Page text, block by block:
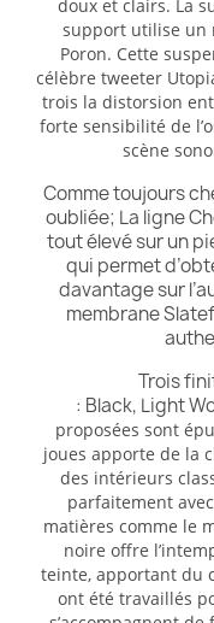
doux et clairs. La
support utilise un
Poron. Cette
célèbre tweeter
trois la distorsion
forte sensibilité de
scène
Comme toujours
oubliée; La ligne
tout élevé sur un
qui permet
davantage sur
membrane
Trois
: Black, Light
proposées sont
joues apporte de la
des intérieurs
parfaitement
matières comme le
noire offre
teinte, apportant du
ont été travaillés